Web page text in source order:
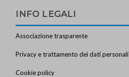
INFO LEGALI
Associazione trasparente
Privacy e trattamento dei dati personali
Cookie policy